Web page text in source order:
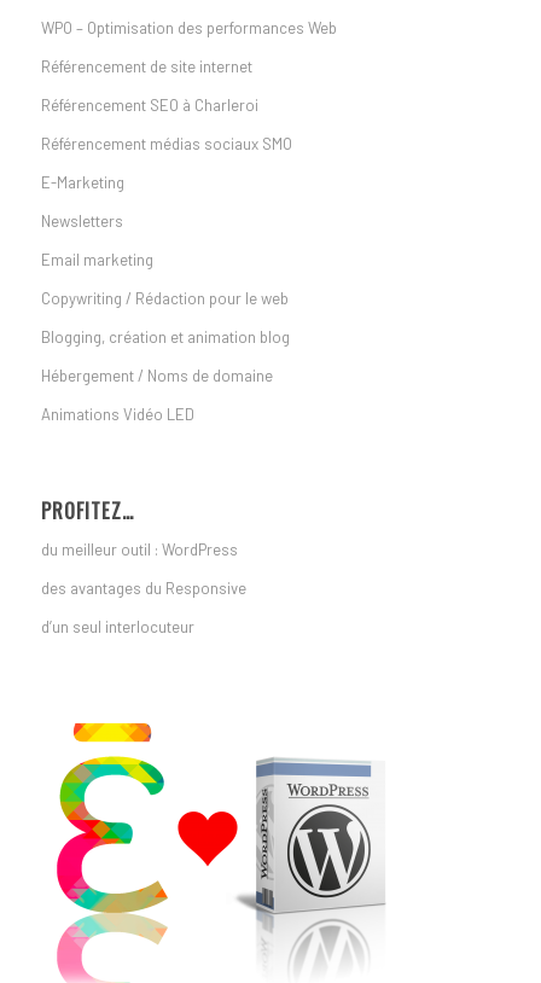
WPO – Optimisation des performances Web
Référencement de site internet
Référencement SEO à Charleroi
Référencement médias sociaux SMO
E-Marketing
Newsletters
Email marketing
Copywriting / Rédaction pour le web
Blogging, création et animation blog
Hébergement / Noms de domaine
Animations Vidéo LED
PROFITEZ…
du meilleur outil : WordPress
des avantages du Responsive
d’un seul interlocuteur